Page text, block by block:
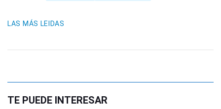
LAS MÁS LEIDAS
TE PUEDE INTERESAR